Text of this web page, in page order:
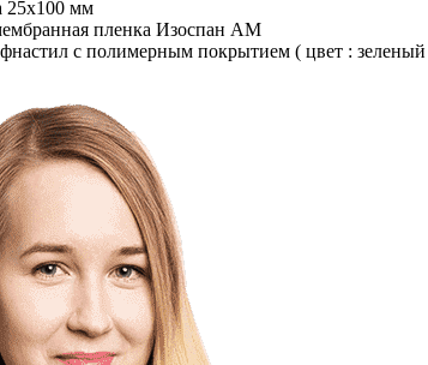
25х100 мм
пленка Изоспан АМ
с полимерным покрытием ( цвет :